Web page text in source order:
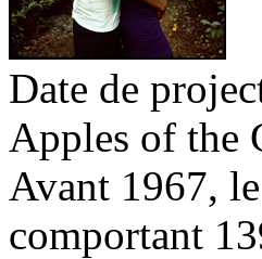
Date de
Apples of the
Avant 1967,
comportant